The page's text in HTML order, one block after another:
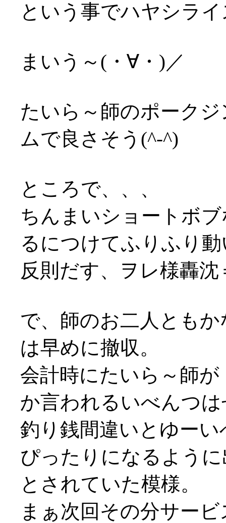
という事でハヤシラ
まいう～(・∀・)／
たいら～師のポーク
ムで良さそう(^-^)
ところで、、、
ちんまいショートボ
るにつけてふりふり
反則だす、ヲレ様轟
で、師のお二人とも
は早めに撤収。
会計時にたいら～師
か言われるいべんつ
釣り銭間違いとゆー
ぴったりになるよう
とされていた模様。
まぁ次回その分サー